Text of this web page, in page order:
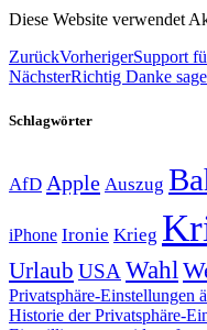
Diese Website verwendet
ZurückVorherigerSupport
NächsterRichtig Danke
Schlagwörter
AfD Apple Auszug
iPhone Ironie Krieg
Urlaub USA Wahl
Privatsphäre-Einstellungen
Historie der Privatsphäre-